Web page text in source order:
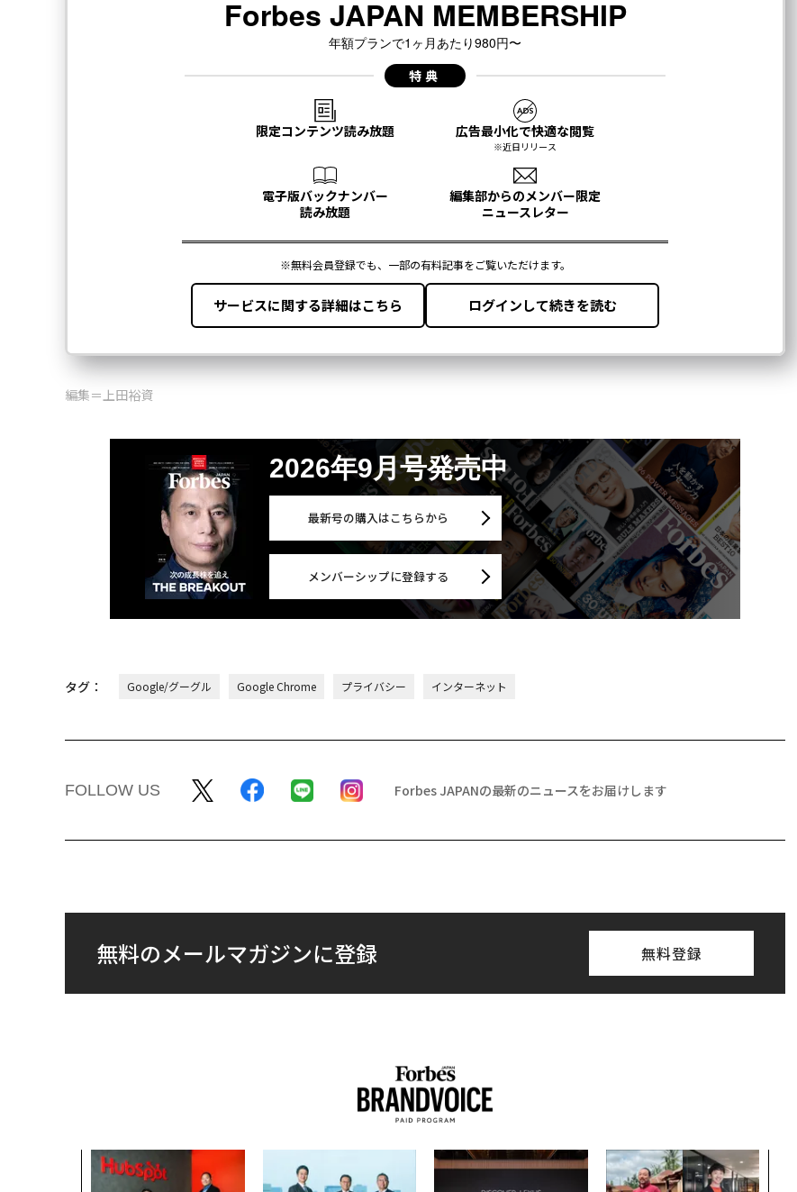
編集＝上田裕資
2026年9月号発売中
最新号の購入はこちらから
メンバーシップに登録する
タグ： Google/グーグル Google Chrome プライバシー インターネット
FOLLOW US Forbes JAPANの最新のニュースをお届けします
無料のメールマガジンに登録 無料登録